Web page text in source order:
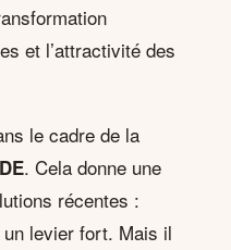
et l’attractivité des
le cadre de la
. Cela donne une
récentes :
levier fort. Mais il